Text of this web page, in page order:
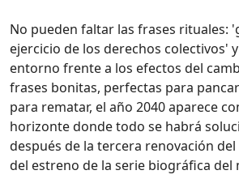
No pueden faltar las frases rituales:
ejercicio de los derechos colectivos'
entorno frente a los efectos del
frases bonitas, perfectas para
para rematar, el año 2040 aparece
horizonte donde todo se habrá
después de la tercera renovación
del estreno de la serie biográfica del